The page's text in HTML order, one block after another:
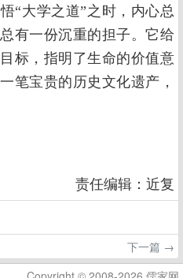
“大学之道”之时，内心总
有一份沉重的担子。它给
标，指明了生命的价值意
笔宝贵的历史文化遗产，
责任编辑：近复
下一篇 →